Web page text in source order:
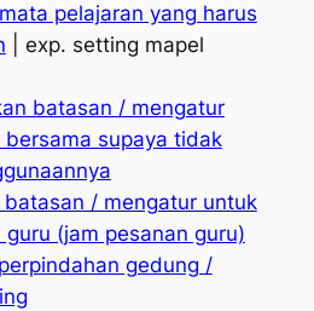
pelajaran yang harus
| exp. setting mapel
batasan / mengatur
supaya tidak
batasan / mengatur untuk
(jam pesanan guru)
gedung /